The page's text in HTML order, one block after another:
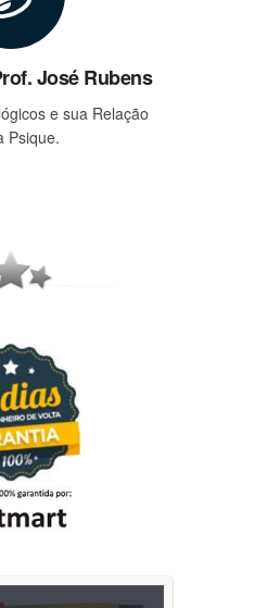
José Rubens
e sua Relação
Psique.